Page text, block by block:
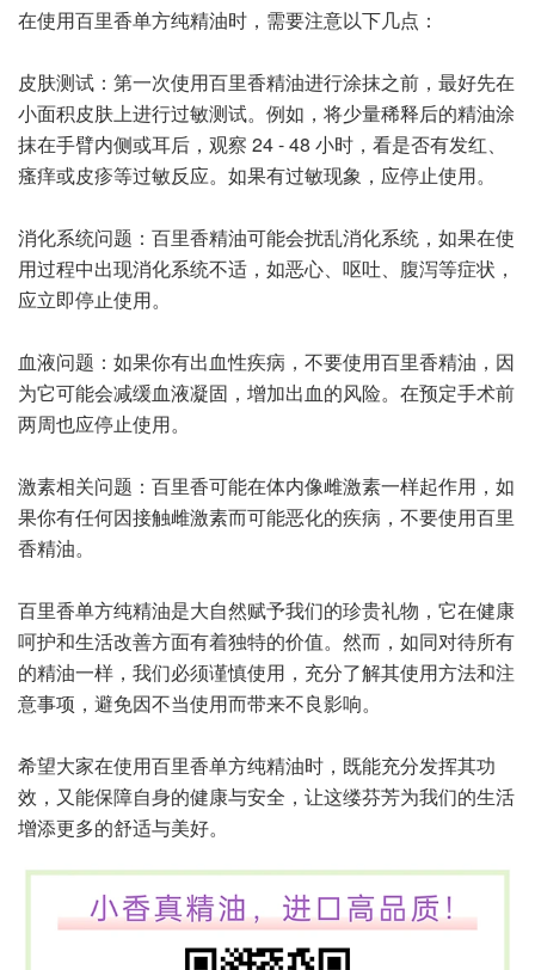
在使用百里香单方纯精油时，需要注意以下几点：
皮肤测试：第一次使用百里香精油进行涂抹之前，最好先在
小面积皮肤上进行过敏测试。例如，将少量稀释后的精油涂
抹在手臂内侧或耳后，观察 24 - 48 小时，看是否有发红、
瘙痒或皮疹等过敏反应。如果有过敏现象，应停止使用。
消化系统问题：百里香精油可能会扰乱消化系统，如果在使
用过程中出现消化系统不适，如恶心、呕吐、腹泻等症状，
应立即停止使用。
血液问题：如果你有出血性疾病，不要使用百里香精油，因
为它可能会减缓血液凝固，增加出血的风险。在预定手术前
两周也应停止使用。
激素相关问题：百里香可能在体内像雌激素一样起作用，如
果你有任何因接触雌激素而可能恶化的疾病，不要使用百里
香精油。
百里香单方纯精油是大自然赋予我们的珍贵礼物，它在健康
呵护和生活改善方面有着独特的价值。然而，如同对待所有
的精油一样，我们必须谨慎使用，充分了解其使用方法和注
意事项，避免因不当使用而带来不良影响。
希望大家在使用百里香单方纯精油时，既能充分发挥其功
效，又能保障自身的健康与安全，让这缕芬芳为我们的生活
增添更多的舒适与美好。